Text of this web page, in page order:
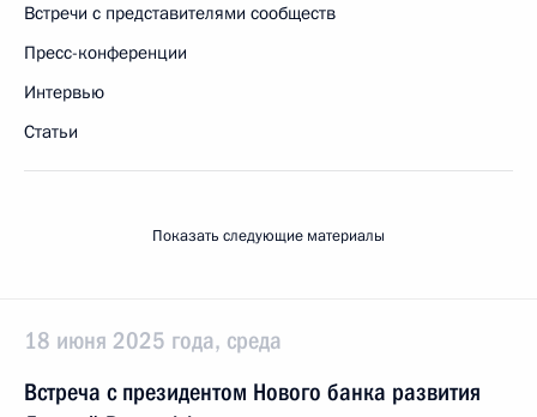
Встречи с представителями сообществ
Пресс-конференции
Интервью
Статьи
Показать следующие материалы
18 июня 2025 года, среда
Встреча с президентом Нового банка развития